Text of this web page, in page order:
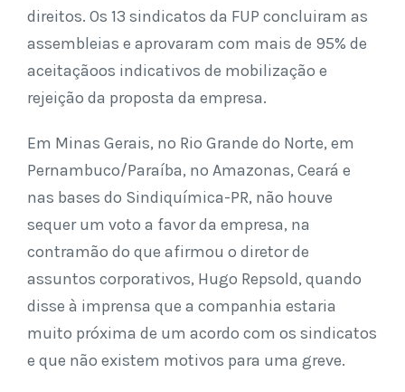
direitos. Os 13 sindicatos da FUP concluiram as
assembleias e aprovaram com mais de 95% de
aceitaçãoos indicativos de mobilização e
rejeição da proposta da empresa.
Em Minas Gerais, no Rio Grande do Norte, em
Pernambuco/Paraíba, no Amazonas, Ceará e
nas bases do Sindiquímica-PR, não houve
sequer um voto a favor da empresa, na
contramão do que afirmou o diretor de
assuntos corporativos, Hugo Repsold, quando
disse à imprensa que a companhia estaria
muito próxima de um acordo com os sindicatos
e que não existem motivos para uma greve.